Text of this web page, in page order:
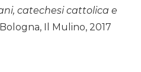
catechesi cattolica e
Il Mulino, 2017